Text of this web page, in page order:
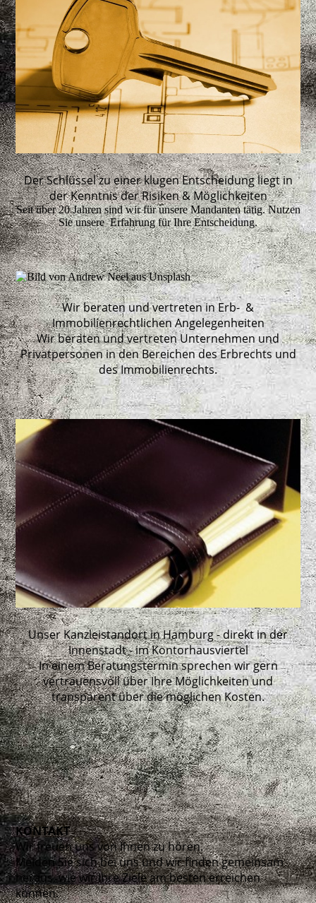
Der Schlüssel zu einer klugen Entscheidung liegt in
der Kenntnis der Risiken & Möglichkeiten
Seit über 20 Jahren sind wir für unsere Mandanten tätig. Nutzen
Sie unsere Erfahrung für Ihre Entscheidung.
Wir beraten und vertreten in Erb- &
Immobilienrechtlichen Angelegenheiten
Wir beraten und vertreten Unternehmen und
Privatpersonen in den Bereichen des Erbrechts und
des Immobilienrechts.
Unser Kanzleistandort in Hamburg - direkt in der
Innenstadt - im Kontorhausviertel
In einem Beratungstermin sprechen wir gern
vertrauensvoll über Ihre Möglichkeiten und
transparent über die möglichen Kosten.
KONTAKT
Wir freuen uns von Ihnen zu hören.
Melden Sie sich bei uns und wir finden gemeinsam
heraus, wie wir Ihre Ziele am besten erreichen
können.